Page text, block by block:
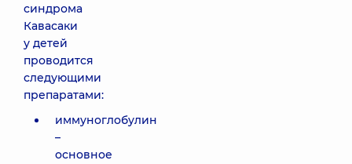
синдрома
Кавасаки
у детей
проводится
следующими
препаратами:
иммуноглобулин
–
основное